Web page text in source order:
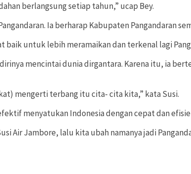
berlangsung setiap tahun,” ucap Bey.
Ia berharap Kabupaten Pangandaran
baik untuk lebih meramaikan dan terkenal lagi
mencintai dunia dirgantara. Karena itu, ia
mengerti terbang itu cita- cita kita,” kata Susi.
menyatukan Indonesia dengan cepat dan
Air Jambore, lalu kita ubah namanya jadi